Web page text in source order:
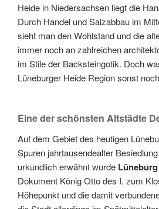
Heide in Niedersachsen liegt die
Durch Handel und Salzabbau im
sieht man den Wohlstand und die
immer noch an zahlreichen
im Stile der Backsteingotik. Doch
Lüneburger Heide Region sonst
Eine der schönsten Altstädte
Auf dem Gebiet des heutigen
Spuren jahrtausendealter
urkundlich erwähnt wurde
Dokument König Otto des I. zum
Höhepunkt und die damit